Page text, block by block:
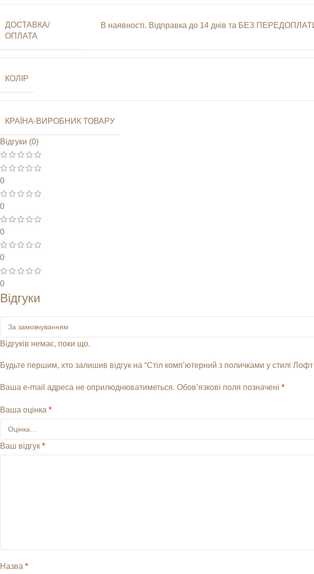
ДОСТАВКА/
ОПЛАТА
В наявності. Відправка до 14 днів та БЕЗ
КОЛІР
КРАЇНА-ВИРОБНИК ТОВАРУ
Відгуки (0)
0
0
0
0
0
Відгуки
Відгуків немає, поки що.
Будьте першим, хто залишив відгук на “Стіл комп’ютерний з поличками у стилі
Ваша e-mail адреса не оприлюднюватиметься. Обов’язкові поля позначені *
Ваша оцінка *
Ваш відгук *
Назва *